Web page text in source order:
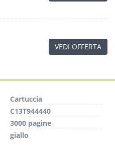
VEDI OFFERTA
Cartuccia
C13T944440
3000 pagine
giallo